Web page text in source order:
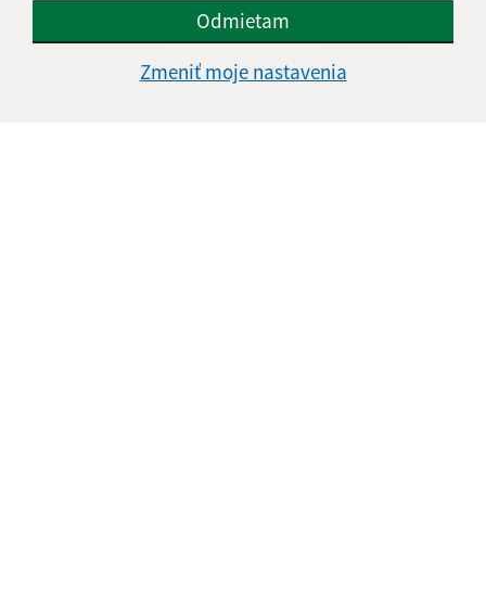
Odmietam
Zmeniť moje nastavenia
Informácie o stránke:
Vyhlásenie o prístupnosti